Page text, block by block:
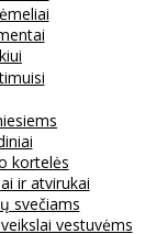
kortelės
ir atvirukai
svečiams
vestuvėms